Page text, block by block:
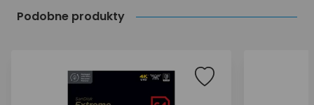
Podobne produkty